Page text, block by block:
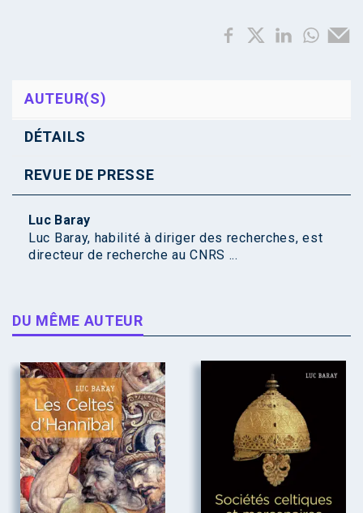
AUTEUR(S)
DÉTAILS
REVUE DE PRESSE
Luc Baray
Luc Baray, habilité à diriger des recherches, est
directeur de recherche au CNRS ...
DU MÊME AUTEUR